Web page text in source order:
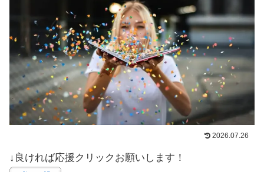
2026.07.26
↓良ければ応援クリックお願いします！